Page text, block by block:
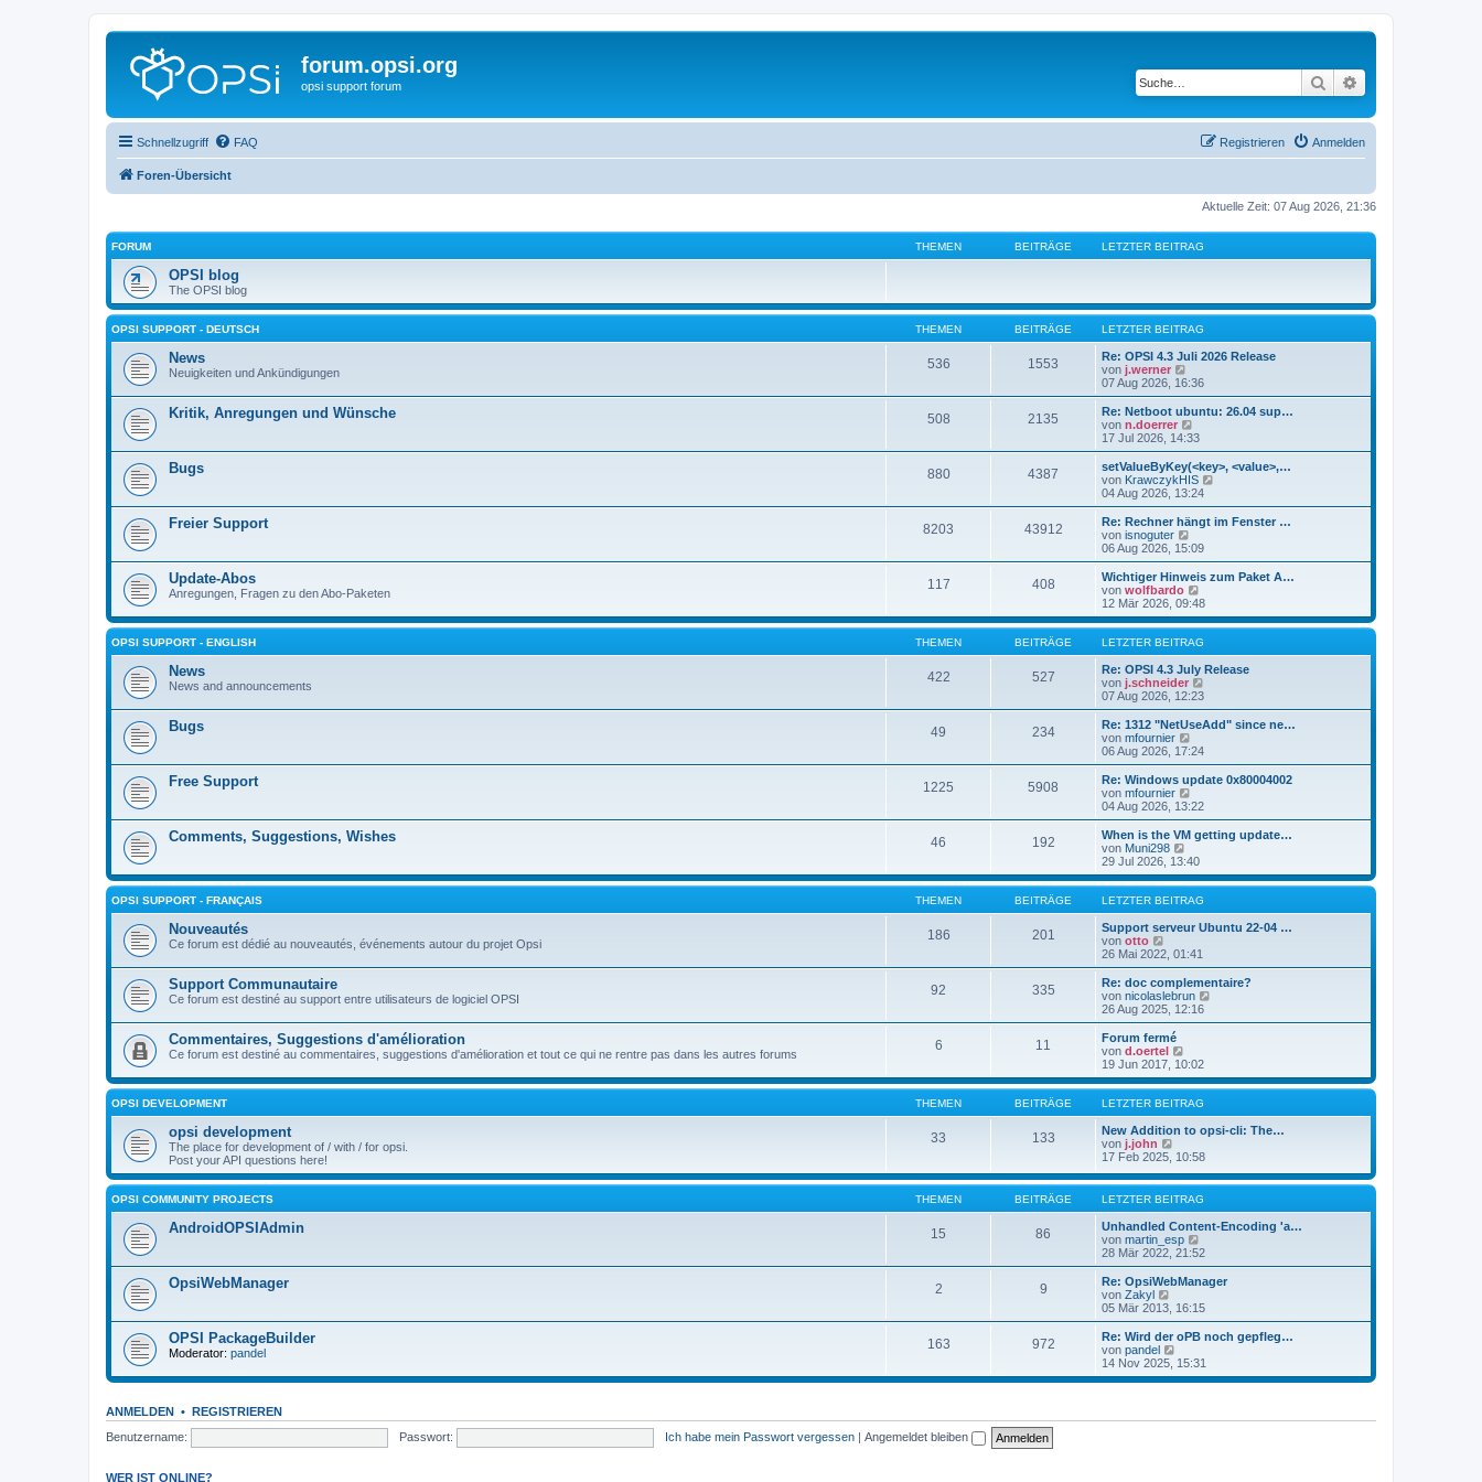
forum.opsi.org
opsi support forum Suche
Schnellzugriff FAQ Anmelden
Registrieren
Foren-Übersicht
Aktuelle Zeit: 07 Aug 2026, 21:36
FORUM THEMEN BEITRÄGE LETZTER BEITRAG
OPSI blog
The OPSI blog
OPSI SUPPORT - DEUTSCH THEMEN BEITRÄGE LETZTER BEITRAG
News
Neuigkeiten und Ankündigungen
536 1553
Re: OPSI 4.3 Juli 2026 Release
von j.werner
e
u
e
s
t
r
B
e
i
r
a
g
07 Aug 2026, 16:36
Kritik, Anregungen und Wünsche 508 2135
Re: Netboot ubuntu: 26.04 sup…
von n.doerrer
e
u
e
s
t
B
e
i
r
a
g
17 Jul 2026, 14:33
Bugs 880 4387
setValueByKey(<key>, <value>,…
von KrawczykHIS
u
e
B
t
g
04 Aug 2026, 13:24
Freier Support 8203 43912
Re: Rechner hängt im Fenster …
von isnoguter
e
u
e
s
t
r
B
e
i
t
r
06 Aug 2026, 15:09
Update-Abos
Anregungen, Fragen zu den Abo-Paketen
117 408
Wichtiger Hinweis zum Paket A…
von wolfbardo
e
u
e
s
t
e
r
B
e
i
r
g
12 Mär 2026, 09:48
OPSI SUPPORT - ENGLISH THEMEN BEITRÄGE LETZTER BEITRAG
News
News and announcements
422 527
Re: OPSI 4.3 July Release
von j.schneider
u
e
B
r
07 Aug 2026, 12:23
Bugs 49 234
Re: 1312 "NetUseAdd" since ne…
von mfournier
e
u
e
s
t
B
e
i
t
r
a
06 Aug 2026, 17:24
Free Support 1225 5908
Re: Windows update 0x80004002
von mfournier
e
u
e
s
t
r
B
e
i
r
04 Aug 2026, 13:22
Comments, Suggestions, Wishes 46 192
When is the VM getting update…
von Muni298
e
u
e
s
t
e
B
e
i
t
r
29 Jul 2026, 13:40
OPSI SUPPORT - FRANÇAIS THEMEN BEITRÄGE LETZTER BEITRAG
Nouveautés
Ce forum est dédié au nouveautés, événements autour du projet Opsi
186 201
Support serveur Ubuntu 22-04 …
von otto
e
u
e
s
t
e
B
e
t
r
a
g
26 Mai 2022, 01:41
Support Communautaire
Ce forum est destiné au support entre utilisateurs de logiciel OPSI
92 335
Re: doc complementaire?
von nicolaslebrun
u
r
e
i
g
26 Aug 2025, 12:16
Commentaires, Suggestions d'amélioration
Ce forum est destiné au commentaires, suggestions d'amélioration et tout ce qui ne rentre pas dans les autres forums
6 11
Forum fermé
von d.oertel
e
u
e
s
t
e
B
i
t
a
g
19 Jun 2017, 10:02
OPSI DEVELOPMENT THEMEN BEITRÄGE LETZTER BEITRAG
opsi development
The place for development of / with / for opsi.
Post your API questions here!
33 133
New Addition to opsi-cli: The…
von j.john
e
e
s
e
r
B
e
t
r
a
g
17 Feb 2025, 10:58
OPSI COMMUNITY PROJECTS THEMEN BEITRÄGE LETZTER BEITRAG
AndroidOPSIAdmin 15 86
Unhandled Content-Encoding 'a…
von martin_esp
e
u
e
t
B
e
i
t
g
28 Mär 2022, 21:52
OpsiWebManager 2 9
Re: OpsiWebManager
von Zakyl
e
u
e
s
t
e
r
i
05 Mär 2013, 16:15
OPSI PackageBuilder
Moderator: pandel
163 972
Re: Wird der oPB noch gepfleg…
von pandel
e
u
14 Nov 2025, 15:31
ANMELDEN • REGISTRIEREN
Benutzername:
Passwort: Ich habe mein Passwort vergessen | Angemeldet bleiben
WER IST ONLINE?